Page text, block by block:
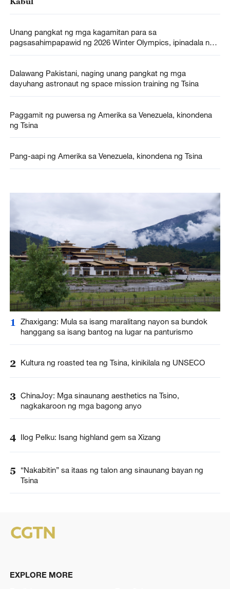
Unang pangkat ng mga kagamitan para sa
pagsasahimpapawid ng 2026 Winter Olympics, ipinadala ng
Dalawang Pakistani, naging unang pangkat ng mga
dayuhang astronaut ng space mission training ng Tsina
Paggamit ng puwersa ng Amerika sa Venezuela, kinondena
ng Tsina
Pang-aapi ng Amerika sa Venezuela, kinondena ng Tsina
1
Zhaxigang: Mula sa isang maralitang nayon sa bundok
hanggang sa isang bantog na lugar na panturismo
2 Kultura ng roasted tea ng Tsina, kinikilala ng UNSECO
3 ChinaJoy: Mga sinaunang aesthetics na Tsino,
nagkakaroon ng mga bagong anyo
4 Ilog Pelku: Isang highland gem sa Xizang
5
“Nakabitin” sa itaas ng talon ang sinaunang bayan ng
Tsina
EXPLORE MORE